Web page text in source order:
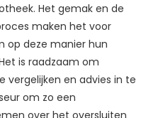
Het gemak en de
maken het voor
op deze manier hun
is raadzaam om
vergelijken en advies in te
om zo een
over het oversluiten